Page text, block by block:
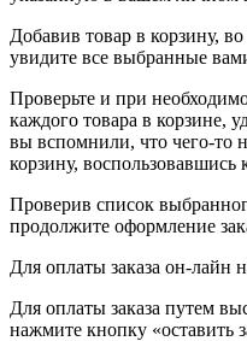
Добавив товар в корзину,
увидите все выбранные
Проверьте и при
каждого товара в корзине,
вы вспомнили, что чего-то
корзину,
Проверив список
продолжите оформление
Для оплаты заказа он-лайн
Для оплаты заказа путем
нажмите кнопку «оставить